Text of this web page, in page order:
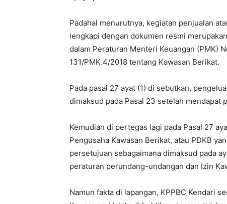
Padahal menurutnya, kegiatan penjualan
lengkapi dengan dokumen resmi
dalam Peraturan Menteri Keuangan (PMK)
131/PMK.4/2018 tentang Kawasan Berikat.
Pada pasal 27 ayat (1) di sebutkan,
dimaksud pada Pasal 23 setelah mendapat
Kemudian di pertegas lagi pada Pasal 27
Pengusaha Kawasan Berikat, atau PDKB
persetujuan sebagaimana dimaksud pada
peraturan perundang-undangan dan Izin
Namun fakta di lapangan, KPPBC Kendari